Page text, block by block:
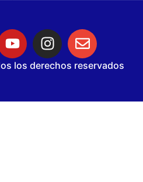
los derechos reservados